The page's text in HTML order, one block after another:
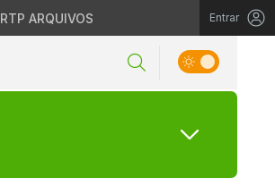
RTP ARQUIVOS Entrar